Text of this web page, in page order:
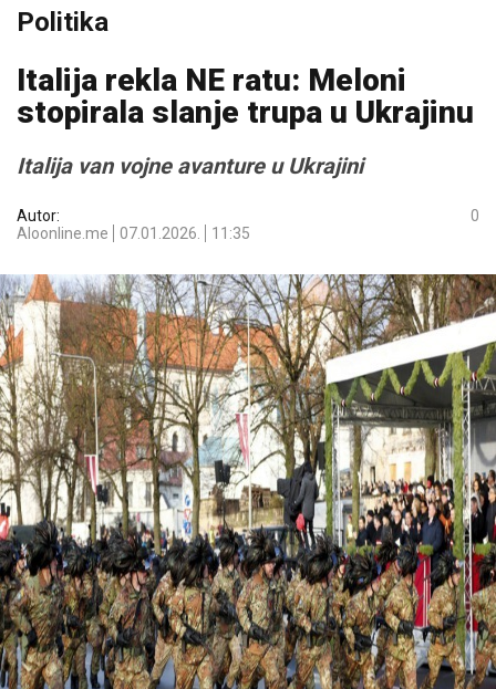
Politika
Italija rekla NE ratu: Meloni
stopirala slanje trupa u Ukrajinu
Italija van vojne avanture u Ukrajini
Autor:
Aloonline.me
07.01.2026. 11:35
0